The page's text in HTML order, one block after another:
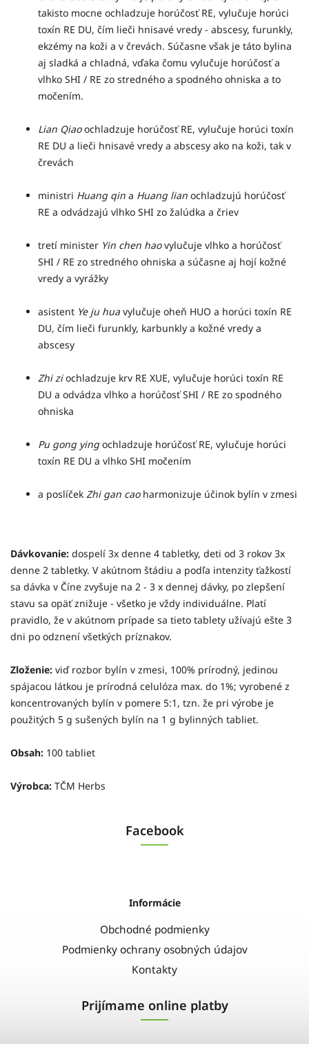
takisto mocne ochladzuje horúčosť RE, vylučuje horúci
toxín RE DU, čím lieči hnisavé vredy - abscesy, furunkly,
ekzémy na koži a v črevách. Súčasne však je táto bylina
aj sladká a chladná, vďaka čomu vylučuje horúčosť a
vlhko SHI / RE zo stredného a spodného ohniska a to
močením.
Lian Qiaoochladzuje horúčosť RE, vylučuje horúci toxín
RE DU a lieči hnisavé vredy a abscesy ako na koži, tak v
črevách
ministri Huang qin a Huang lian ochladzujú horúčosť
RE a odvádzajú vlhko SHI zo žalúdka a čriev
tretí minister Yin chen haovylučuje vlhko a horúčosť
SHI / RE zo stredného ohniska a súčasne aj hojí kožné
vredy a vyrážky
asistent Ye ju hua vylučuje oheň HUO a horúci toxín RE
DU, čím lieči furunkly, karbunkly a kožné vredy a
abscesy
Zhi ziochladzuje krv RE XUE, vylučuje horúci toxín RE
DU a odvádza vlhko a horúčosť SHI / RE zo spodného
ohniska
Pu gong yingochladzuje horúčosť RE, vylučuje horúci
toxín RE DU a vlhko SHI močením
a poslíček Zhi gan caoharmonizuje účinok bylín v zmesi
Dávkovanie: dospelí 3x denne 4 tabletky, deti od 3 rokov 3x
denne 2 tabletky. V akútnom štádiu a podľa intenzity ťažkostí
sa dávka v Číne zvyšuje na 2 - 3 x dennej dávky, po zlepšení
stavu sa opäť znižuje - všetko je vždy individuálne. Platí
pravidlo, že v akútnom prípade sa tieto tablety užívajú ešte 3
dni po odznení všetkých príznakov.
Zloženie: viď rozbor bylín v zmesi, 100% prírodný, jedinou
spájacou látkou je prírodná celulóza max. do 1%; vyrobené z
koncentrovaných bylín v pomere 5:1, tzn. že pri výrobe je
použitých 5 g sušených bylín na 1 g bylinných tabliet.
Obsah: 100 tabliet
Výrobca: TČM Herbs
Facebook
Informácie
Obchodné podmienky
Podmienky ochrany osobných údajov
Kontakty
Prijímame online platby